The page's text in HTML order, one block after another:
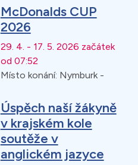
McDonalds CUP
2026
29. 4. - 17. 5. 2026 začátek
od 07:52
Místo konání: Nymburk -
Úspěch naší žákyně
v krajském kole
soutěže v
anglickém jazyce